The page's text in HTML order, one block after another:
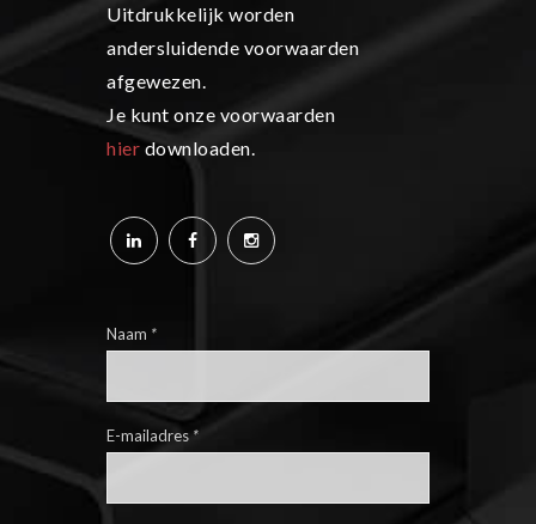
Uitdrukkelijk worden
andersluidende voorwaarden
afgewezen.
Je kunt onze voorwaarden
hier downloaden.
Naam *
E-mailadres *